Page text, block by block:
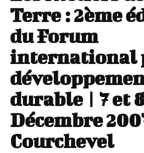
Terre : 2ème
du Forum
international
durable | 7 et
Décembre
Courchevel